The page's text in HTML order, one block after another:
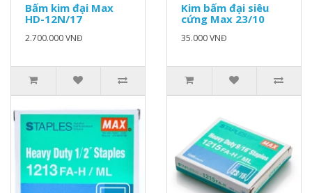
Bấm kim đại Max
HD-12N/17
2.700.000 VNĐ
Kim bấm đại siêu
cứng Max 23/10
35.000 VNĐ